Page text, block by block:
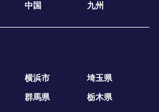
中国 九州
横浜市
埼玉県
群馬県 栃木県